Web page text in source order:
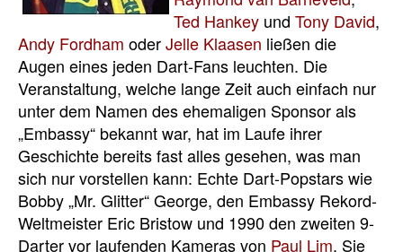
Ted Hankey und Tony David,
Andy Fordham oderJelle Klaasen ließen die
Augen eines jeden Dart-Fans leuchten. Die
Veranstaltung, welche lange Zeit auch einfach nur
unter dem Namen des ehemaligen Sponsor als
„Embassy“ bekannt war, hat im Laufe ihrer
Geschichte bereits fast alles gesehen, was man
sich nur vorstellen kann: Echte Dart-Popstars wie
Bobby „Mr. Glitter“ George, den Embassy Rekord-
Weltmeister Eric Bristow und 1990 den zweiten 9-
Darter vor laufenden Kameras von Paul Lim. Sie